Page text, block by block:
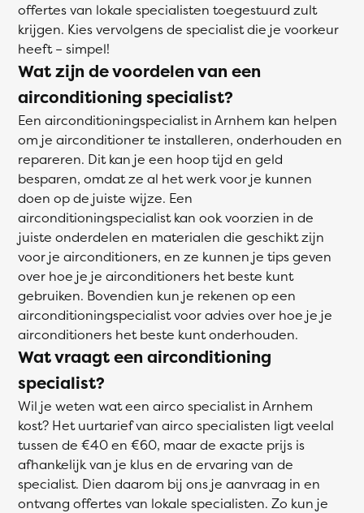
offertes van lokale specialisten toegestuurd zult
krijgen. Kies vervolgens de specialist die je voorkeur
heeft – simpel!
Wat zijn de voordelen van een
airconditioning specialist?
Een airconditioningspecialist in Arnhem kan helpen
om je airconditioner te installeren, onderhouden en
repareren. Dit kan je een hoop tijd en geld
besparen, omdat ze al het werk voor je kunnen
doen op de juiste wijze. Een
airconditioningspecialist kan ook voorzien in de
juiste onderdelen en materialen die geschikt zijn
voor je airconditioners, en ze kunnen je tips geven
over hoe je je airconditioners het beste kunt
gebruiken. Bovendien kun je rekenen op een
airconditioningspecialist voor advies over hoe je je
airconditioners het beste kunt onderhouden.
Wat vraagt een airconditioning
specialist?
Wil je weten wat een airco specialist in Arnhem
kost? Het uurtarief van airco specialisten ligt veelal
tussen de €40 en €60, maar de exacte prijs is
afhankelijk van je klus en de ervaring van de
specialist. Dien daarom bij ons je aanvraag in en
ontvang offertes van lokale specialisten. Zo kun je